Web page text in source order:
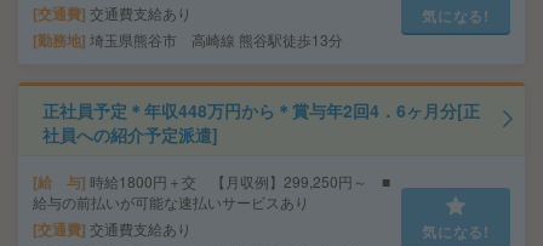
交通費 交通費支給あり
勤務地 埼玉県熊谷市 高崎線 熊谷駅徒歩13分
気になる!
正社員予定＊年収448万円から＊賞与年2回4．6ヶ月分[正
社員への紹介予定派遣]
給 与 時給1800円＋交 【月収例】299,250円～ ■
給与の前払いが可能な速払いサービスあり
交通費 交通費支給あり 気になる!